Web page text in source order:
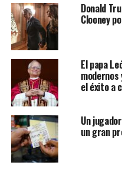
Donald
Clooney
El papa
el éxito a
Un
un gran